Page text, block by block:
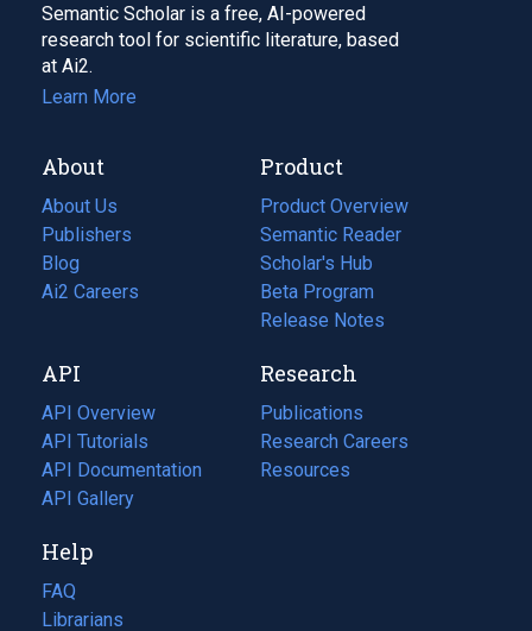
Semantic Scholar is a free, AI-powered
research tool for scientific literature, based
at Ai2.
Learn More
About
About Us
Publishers
Blog
(opens
in
tab)
Ai2 Careers
(opens
new
tab)
Product
Product Overview
Semantic Reader
Scholar's Hub
Beta Program
Release Notes
API
API Overview
API Tutorials
API Documentation
(opens
in
new
tab)
API Gallery
Research
Publications
(opens
in
a
Research Careers
(opens
in
Resources
(opens
Help
FAQ
Librarians